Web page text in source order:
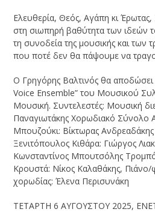
Ελευθερία, Θεός, Αγάπη κι Έρωτας,
στη σιωπηρή βαθύτητα των ιδεών
τη συνοδεία της μουσικής και των
που ποτέ δεν θα πάψουμε να
Ο Γρηγόρης Βαλτινός θα αποδώσει
Voice Ensemble” του Μουσικού
Μουσική. Συντελεστές: Μουσική
Παναγιωτάκης Χορωδιακό Σύνολο
Μπουζούκι: Βίκτωρας
Ξενιτόπουλος Κιθάρα: Γιώργος
Κωνσταντίνος Μπουτσόλης
Κρουστά: Νίκος Καλαθάκης, Πιάνο/
χορωδίας: Έλενα Περισυνάκη
ΤΕΤΑΡΤΗ 6 ΑΥΓΟΥΣΤΟΥ 2025,